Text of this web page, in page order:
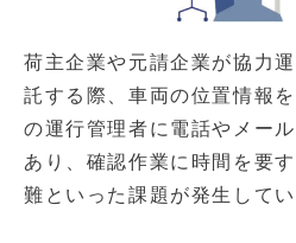
荷主企業や元請企業が協力
託する際、車両の位置情報
の運行管理者に電話やメー
あり、確認作業に時間を要
難といった課題が発生してい